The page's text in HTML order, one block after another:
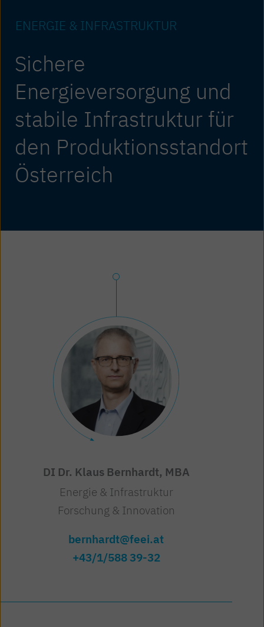
ENERGIE & INFRASTRUKTUR
Sichere
Energieversorgung und
stabile Infrastruktur für
den Produktionsstandort
Österreich
DI Dr. Klaus Bernhardt, MBA
Energie & Infrastruktur
Forschung & Innovation
bernhardt@feei.at
+43/1/588 39-32